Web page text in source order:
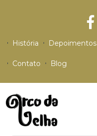
História Depoimentos
Contato Blog